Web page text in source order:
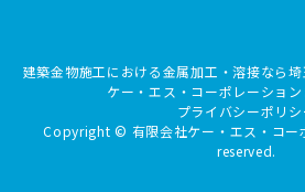
建築金物施工における金属加工・溶接なら
ケー・エス・コーポレーショ
プライバシーポリシ
Copyright © 有限会社ケー・エス・コー
reserved.